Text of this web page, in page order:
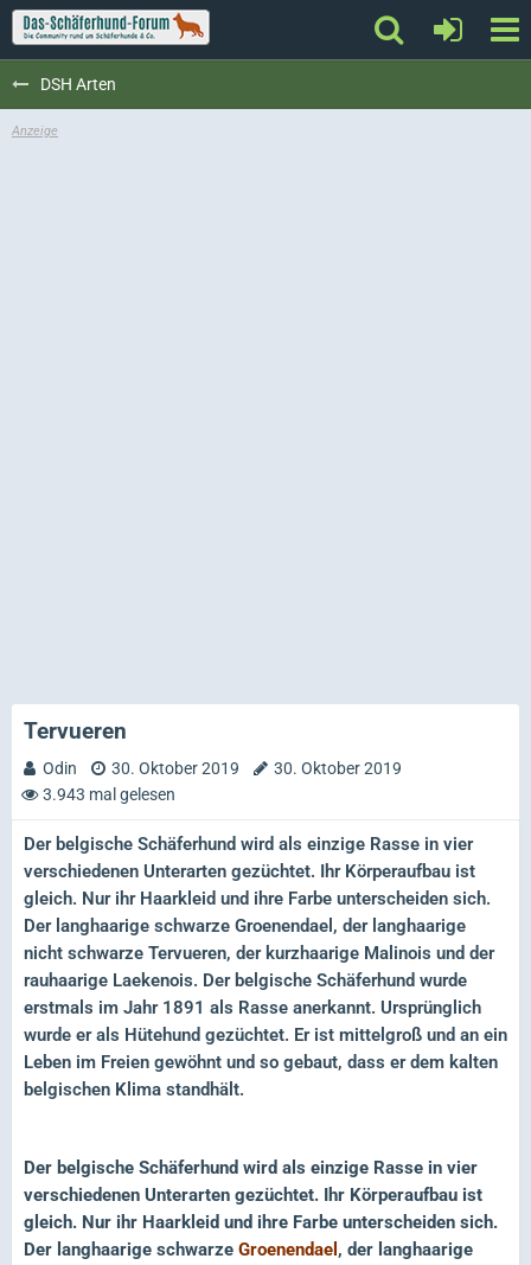
DSH Arten
Tervueren
Odin 30. Oktober 2019
30. Oktober 2019
3.943 mal gelesen
Der belgische Schäferhund wird als einzige Rasse in vier
verschiedenen Unterarten gezüchtet. Ihr Körperaufbau ist
gleich. Nur ihr Haarkleid und ihre Farbe unterscheiden sich.
Der langhaarige schwarze Groenendael, der langhaarige
nicht schwarze Tervueren, der kurzhaarige Malinois und der
rauhaarige Laekenois. Der belgische Schäferhund wurde
erstmals im Jahr 1891 als Rasse anerkannt. Ursprünglich
wurde er als Hütehund gezüchtet. Er ist mittelgroß und an ein
Leben im Freien gewöhnt und so gebaut, dass er dem kalten
belgischen Klima standhält.
Der belgische Schäferhund wird als einzige Rasse in vier
verschiedenen Unterarten gezüchtet. Ihr Körperaufbau ist
gleich. Nur ihr Haarkleid und ihre Farbe unterscheiden sich.
Der langhaarige schwarze Groenendael , der langhaarige